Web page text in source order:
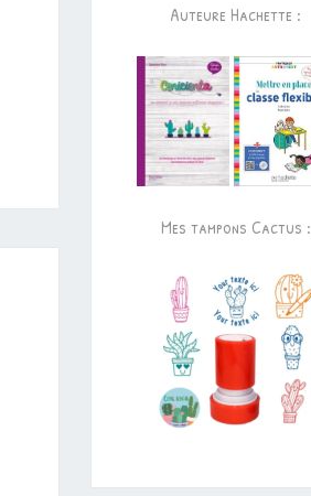
Auteure Hachette :
Mes tampons Cactus :